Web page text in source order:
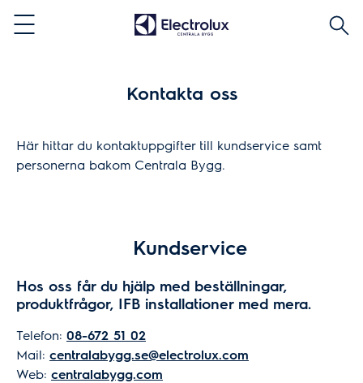
Menu
Sök
Kontakta oss
Här hittar du kontaktuppgifter till kundservice samt
personerna bakom Centrala Bygg.
Kundservice
Hos oss får du hjälp med beställningar,
produktfrågor, IFB installationer med mera.
Telefon: 08-672 51 02
Mail: centralabygg.se@electrolux.com
Web: centralabygg.com